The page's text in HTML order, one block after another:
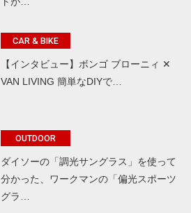
CAR & BIKE
【インタビュー】ボンゴ ブローニィ ✕
VAN LIVING 簡単なDIYで…
OUTDOOR
ダイソーの「調光サングラス」を使って
分かった、ワークマンの「偏光スポーツ
グラ…